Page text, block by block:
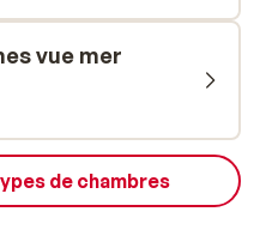
vue mer
de chambres